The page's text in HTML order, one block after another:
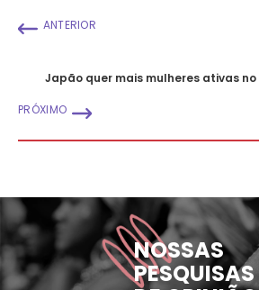
ANTERIOR
Japão quer mais mulheres ativas
PRÓXIMO
NOSSAS
PESQUISAS